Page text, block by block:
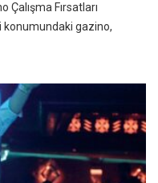
Çalışma Fırsatları
gazino,